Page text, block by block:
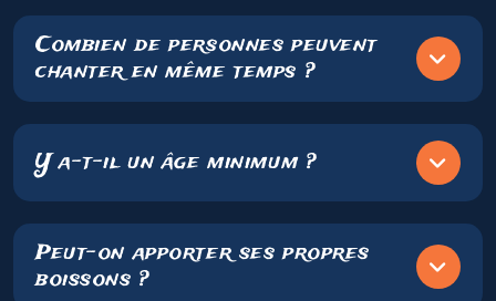
Combien de personnes peuvent
chanter en même temps ?
Y a-t-il un âge minimum ?
Peut-on apporter ses propres
boissons ?